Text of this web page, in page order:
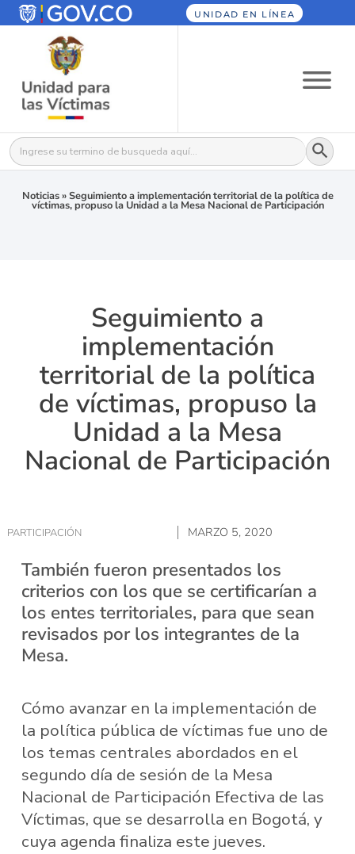
UNIDAD EN LÍNEA
Buscar: Botón
Noticias»Seguimiento a implementación territorial de la política de
víctimas, propuso la Unidad a la Mesa Nacional de Participación
Seguimiento a
implementación
territorial de la política
de víctimas, propuso la
Unidad a la Mesa
Nacional de Participación
PARTICIPACIÓN MARZO 5, 2020
También fueron presentados los
criterios con los que se certificarían a
los entes territoriales, para que sean
revisados por los integrantes de la
Mesa.
Cómo avanzar en la implementación de
la política pública de víctimas fue uno de
los temas centrales abordados en el
segundo día de sesión de la Mesa
Nacional de Participación Efectiva de las
Víctimas, que se desarrolla en Bogotá, y
cuya agenda finaliza este jueves.